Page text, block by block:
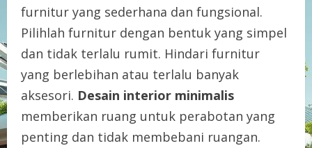
furnitur yang sederhana dan fungsional.
Pilihlah furnitur dengan bentuk yang simpel
dan tidak terlalu rumit. Hindari furnitur
yang berlebihan atau terlalu banyak
aksesori. Desain interior minimalis
memberikan ruang untuk perabotan yang
penting dan tidak membebani ruangan.